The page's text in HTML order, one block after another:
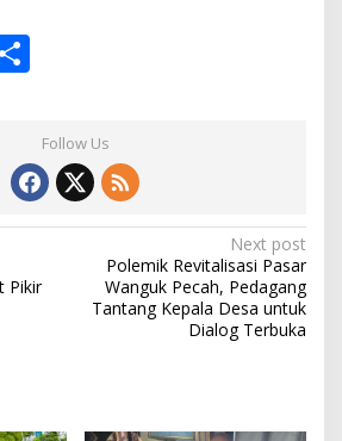
ar
eFollow Us
Pikir
Next post
Polemik Revitalisasi Pasar
Wanguk Pecah, Pedagang
Tantang Kepala Desa untuk
Dialog Terbuka